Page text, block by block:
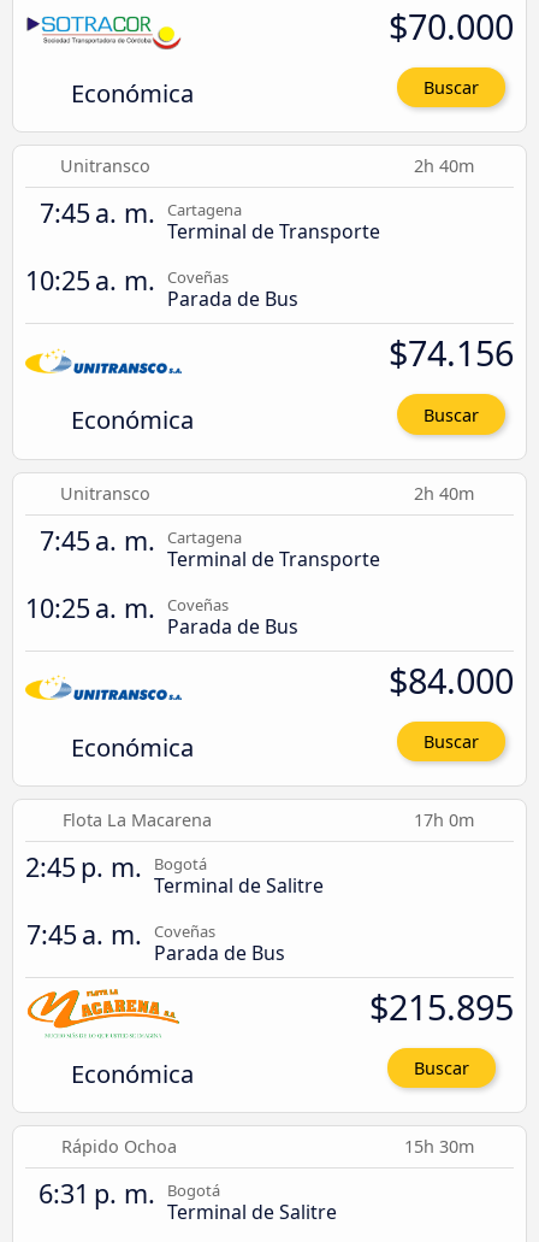
Económica
$70.000
Buscar
Unitransco 2h 40m
7:45 a. m. Cartagena
Terminal de Transporte
10:25 a. m. Coveñas
Parada de Bus
Económica
$74.156
Buscar
Unitransco 2h 40m
7:45 a. m. Cartagena
Terminal de Transporte
10:25 a. m. Coveñas
Parada de Bus
Económica
$84.000
Buscar
Flota La Macarena 17h 0m
2:45 p. m. Bogotá
Terminal de Salitre
7:45 a. m. Coveñas
Parada de Bus
Económica
$215.895
Buscar
Rápido Ochoa 15h 30m
6:31 p. m. Bogotá
Terminal de Salitre